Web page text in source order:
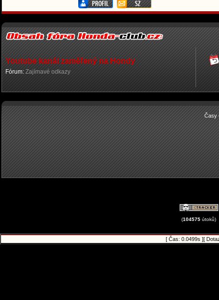
Youtube kanál zaměřený na Hondy
Fórum: Zajímavé odkazy
Časy
(104575 útoků)
[ Čas: 0.0499s ][